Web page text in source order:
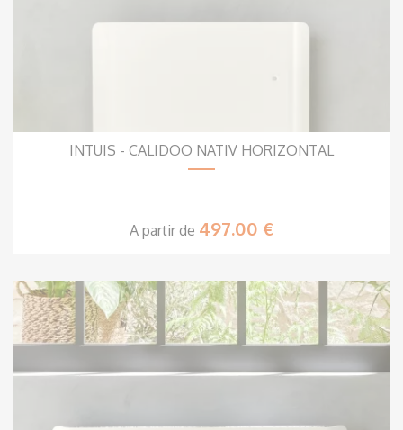
INTUIS - CALIDOO NATIV HORIZONTAL
A partir de 497.00 €